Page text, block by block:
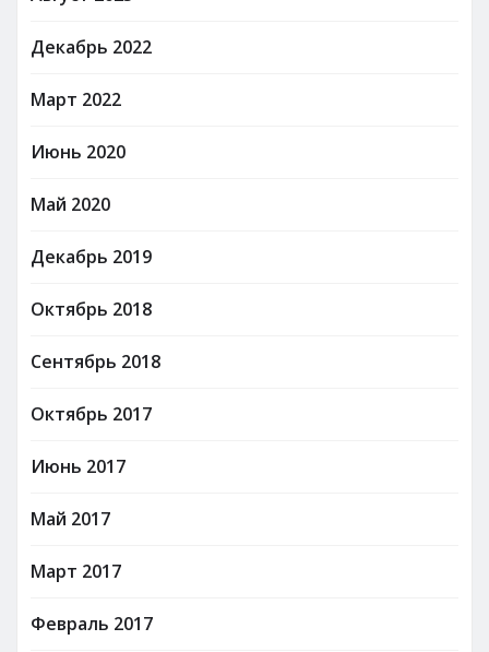
Декабрь 2022
Март 2022
Июнь 2020
Май 2020
Декабрь 2019
Октябрь 2018
Сентябрь 2018
Октябрь 2017
Июнь 2017
Май 2017
Март 2017
Февраль 2017